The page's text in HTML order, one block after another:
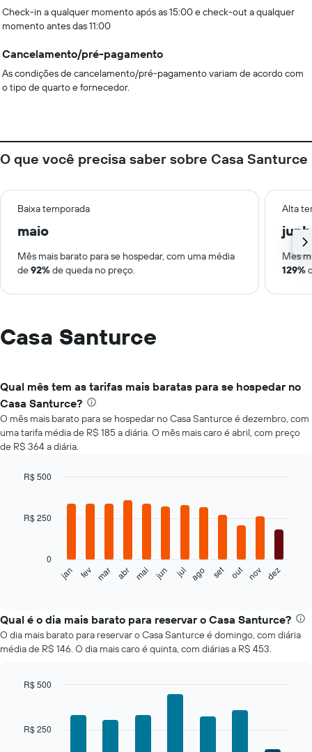
Check-in a qualquer momento após as 15:00 e check-out a qualquer
momento antes das 11:00
Cancelamento/pré-pagamento
As condições de cancelamento/pré-pagamento variam de acordo com
o tipo de quarto e fornecedor.
O que você precisa saber sobre Casa Santurce
Baixa temporada Alta
maio
Mês mais barato para se hospedar, com uma média
de92%de queda no preço.
Mês
129%
Casa Santurce
Qual mês tem as tarifas mais baratas para se hospedar no
Casa Santurce?
O mês mais barato para se hospedar no Casa Santurce é dezembro, com
uma tarifa média de R$ 185 a diária. O mês mais caro é abril, com preço
de R$ 364 a diária.
with
12
exibe
preço
médio
um
mês
jan fev mar abr mai jun jul ago set out nov dez
0
R$ 250
R$ 500
Qual é o dia mais barato para reservar o Casa Santurce?
O dia mais barato para reservar o Casa Santurce é domingo, com diária
média de R$ 146. O dia mais caro é quinta, com diárias a R$ 453.
R$ 250
R$ 500